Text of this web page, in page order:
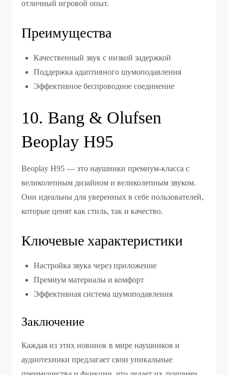
отличный игровой опыт.
Преимущества
Качественный звук с низкой задержкой
Поддержка адаптивного шумоподавления
Эффективное беспроводное соединение
10. Bang & Olufsen
Beoplay H95
Beoplay H95 — это наушники премиум-класса с
великолепным дизайном и великолепным звуком.
Они идеальны для уверенных в себе пользователей,
которые ценят как стиль, так и качество.
Ключевые характеристики
Настройка звука через приложение
Премиум материалы и комфорт
Эффективная система шумоподавления
Заключение
Каждая из этих новинок в мире наушников и
аудиотехники предлагает свои уникальные